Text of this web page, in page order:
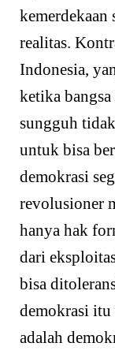
kemerdekaan
realitas.
Indonesia,
ketika
sungguh
untuk bisa
demokrasi
revolusioner
hanya hak
dari
bisa
demokrasi
adalah